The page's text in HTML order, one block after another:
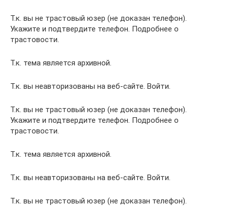
Т.к. вы не трастовый юзер (не доказан телефон).
Укажите и подтвердите телефон. Подробнее о
трастовости.
Т.к. тема является архивной.
Т.к. вы неавторизованы на веб-сайте. Войти.
Т.к. вы не трастовый юзер (не доказан телефон).
Укажите и подтвердите телефон. Подробнее о
трастовости.
Т.к. тема является архивной.
Т.к. вы неавторизованы на веб-сайте. Войти.
Т.к. вы не трастовый юзер (не доказан телефон).